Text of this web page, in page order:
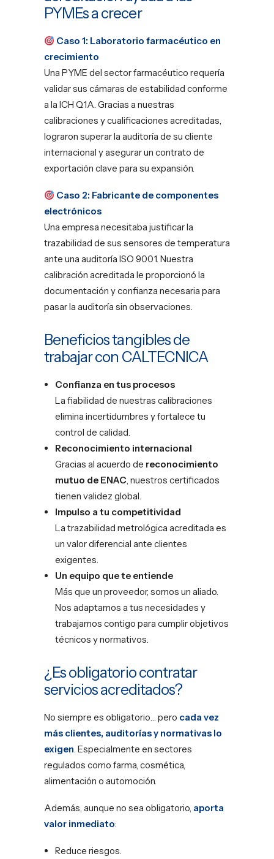
PYMEs a crecer
Caso 1: Laboratorio farmacéutico en
crecimiento
Una PYME del sector farmacéutico requería
validar sus cámaras de estabilidad conforme
a la ICH Q1A. Gracias a nuestras
calibraciones y cualificaciones acreditadas,
lograron superar la auditoría de su cliente
internacional y asegurar un contrato de
exportación clave para su expansión.
Caso 2: Fabricante de componentes
electrónicos
Una empresa necesitaba justificar la
trazabilidad de sus sensores de temperatura
ante una auditoría ISO 9001. Nuestra
calibración acreditada le proporcionó la
documentación y confianza necesaria para
pasar la auditoría sin observaciones.
Beneficios tangibles de
trabajar con CALTECNICA
Confianza en tus procesos
La fiabilidad de nuestras calibraciones
elimina incertidumbres y fortalece tu
control de calidad.
Reconocimiento internacional
Gracias al acuerdo de reconocimiento
mutuo de ENAC, nuestros certificados
tienen validez global.
Impulso a tu competitividad
La trazabilidad metrológica acreditada es
un valor diferencial ante clientes
exigentes.
Un equipo que te entiende
Más que un proveedor, somos un aliado.
Nos adaptamos a tus necesidades y
trabajamos contigo para cumplir objetivos
técnicos y normativos.
¿Es obligatorio contratar
servicios acreditados?
No siempre es obligatorio… pero cada vez
más clientes, auditorías y normativas lo
exigen. Especialmente en sectores
regulados como farma, cosmética,
alimentación o automoción.
Además, aunque no sea obligatorio, aporta
valor inmediato:
Reduce riesgos.